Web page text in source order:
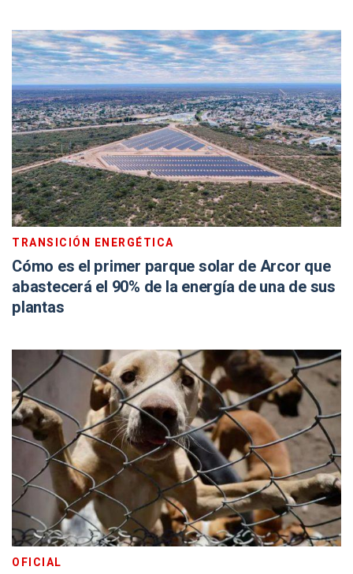
TRANSICIÓN ENERGÉTICA
Cómo es el primer parque solar de Arcor que
abastecerá el 90% de la energía de una de sus
plantas
OFICIAL